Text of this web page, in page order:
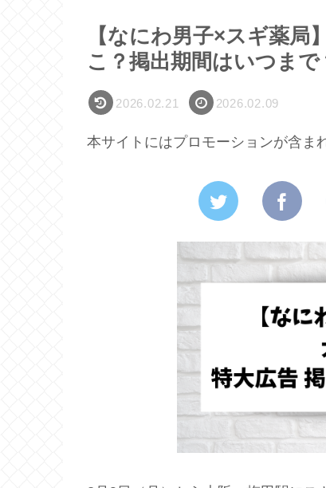
【なにわ男子×スギ薬局
こ？掲出期間はいつまで
2026.02.21 2026.02.09
本サイトにはプロモーションが含ま